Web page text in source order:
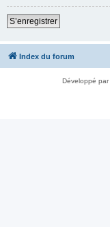
S’enregistrer
Index du forum
Développé par